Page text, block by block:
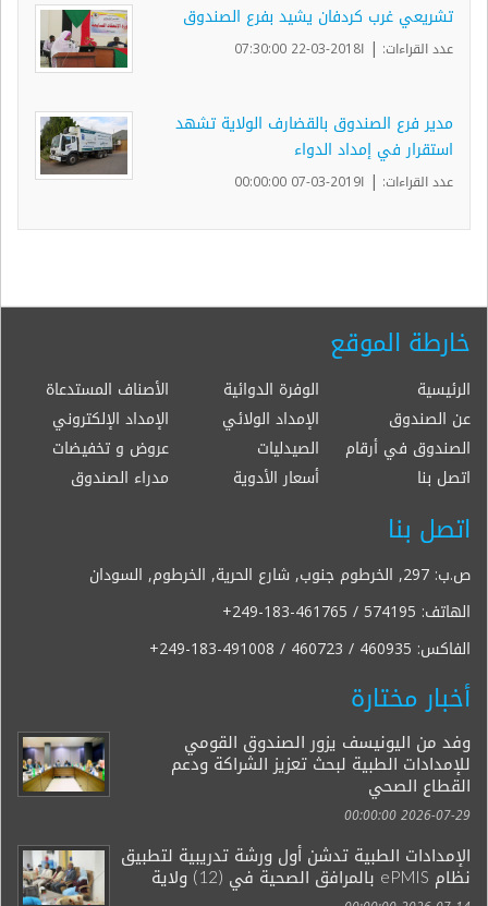
تشريعي غرب كردفان يشيد بفرع الصندوق
عدد القراءات: | ا2018-03-22 07:30:00
مدير فرع الصندوق بالقضارف الولاية تشهد
استقرار في إمداد الدواء
عدد القراءات: | ا2019-03-07 00:00:00
خارطة الموقع
الرئيسية الوفرة الدوائية
الأصناف المستدعاة
عن الصندوق
الإمداد الولائي
الإمداد الإلكتروني
الصندوق في أرقام
الصيدليات
عروض و تخفيضات
اتصل بنا
أسعار الأدوية مدراء الصندوق
اتصل بنا
ص.ب: 297, الخرطوم جنوب, شارع الحرية, الخرطوم, السودان
الهاتف: +249-183-461765 / 574195
الفاكس: +249-183-491008 / 460723 / 460935
أخبار مختارة
وفد من اليونيسف يزور الصندوق القومي
للإمدادات الطبية لبحث تعزيز الشراكة ودعم
القطاع الصحي
2026-07-29 00:00:00
الإمدادات الطبية تدشن أول ورشة تدريبية لتطبيق
نظام ePMIS بالمرافق الصحية في (12) ولاية